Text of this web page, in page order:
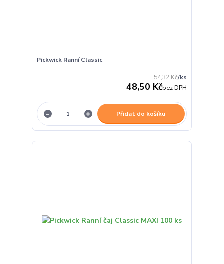
Pickwick Ranní Classic
54,32 Kč/ks
48,50 Kčbez DPH
Přidat do košíku